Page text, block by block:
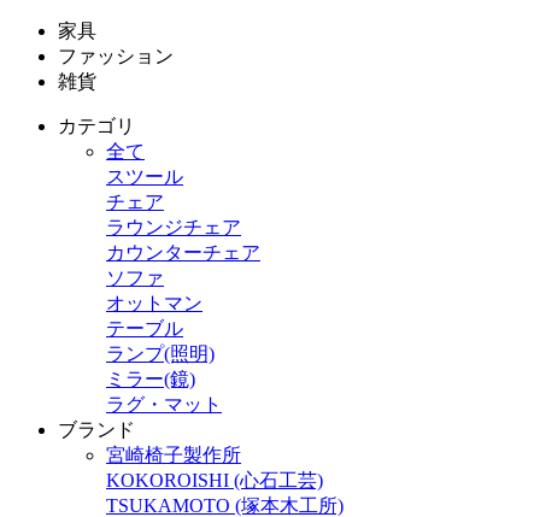
家具
ファッション
雑貨
カテゴリ
全て
スツール
チェア
ラウンジチェア
カウンターチェア
ソファ
オットマン
テーブル
ランプ(照明)
ミラー(鏡)
ラグ・マット
ブランド
宮崎椅子製作所
KOKOROISHI (心石工芸)
TSUKAMOTO (塚本木工所)